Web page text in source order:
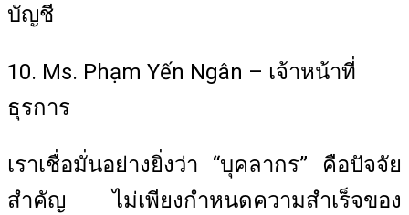
บัญชี
10. Ms. Phạm Yến Ngân – เจ้าหน้าที่
ธุรการ
เราเชื่อมั่นอย่างยิ่งว่า “บุคลากร” คือปัจจัย
สำคัญ ไม่เพียงกำหนดความสำเร็จของ